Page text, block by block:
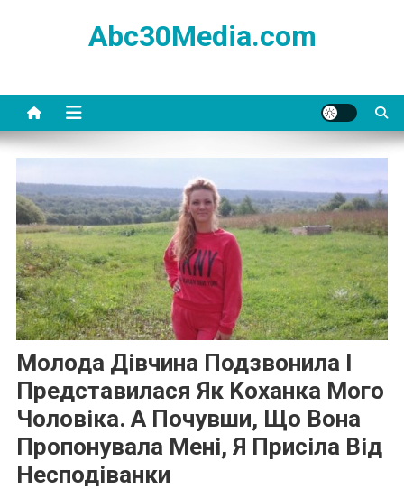
Abc30Media.com
Молода Дівчина Подзвонила І
Представилася Як Kоханка Мого
Чоловіка. А Почувши, Що Вона
Пропонувала Мені, Я Присіла Від
Несподіванки